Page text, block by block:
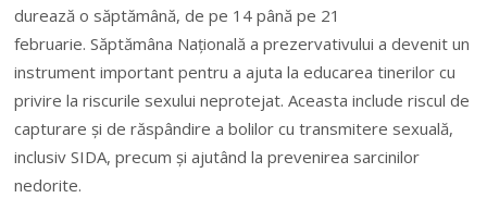
durează o săptămână, de pe 14 până pe 21
februarie. Săptămâna Naţională a prezervativului a devenit un
instrument important pentru a ajuta la educarea tinerilor cu
privire la riscurile sexului neprotejat. Aceasta include riscul de
capturare şi de răspândire a bolilor cu transmitere sexuală,
inclusiv SIDA, precum şi ajutând la prevenirea sarcinilor
nedorite.